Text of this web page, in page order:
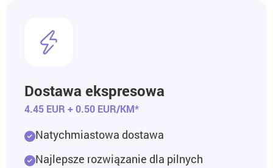
Dostawa ekspresowa
4.45 EUR + 0.50 EUR/KM*
Natychmiastowa dostawa
Najlepsze rozwiązanie dla pilnych